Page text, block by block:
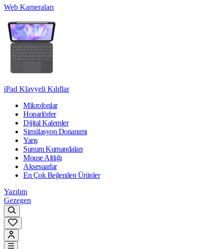
Web Kameraları
iPad Klavyeli Kılıflar
Mikrofonlar
Hoparlörler
Dijital Kalemler
Simülasyon Donanımı
Yarış
Sunum Kumandaları
Mouse Altlığı
Aksesuarlar
En Çok Beğenilen Ürünler
Yazılım
Gezegen